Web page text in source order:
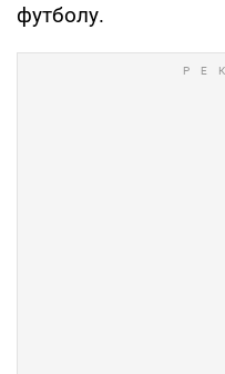
футболу.